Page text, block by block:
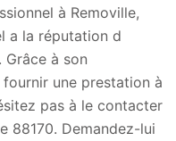
à Removille,
a la réputation d
à son
une prestation à
pas à le contacter
88170. Demandez-lui